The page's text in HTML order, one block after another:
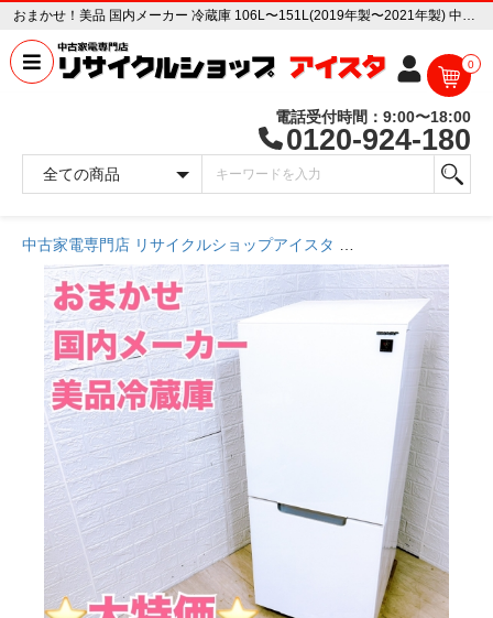
おまかせ！美品 国内メーカー 冷蔵庫 106L〜151L(2019年製〜2021年製) 中古家電販売専門店 リサイクルショップ アイスタ
0
電話受付時間：9:00〜18:00
0120-924-180
中古家電専門店 リサイクルショップアイスタ